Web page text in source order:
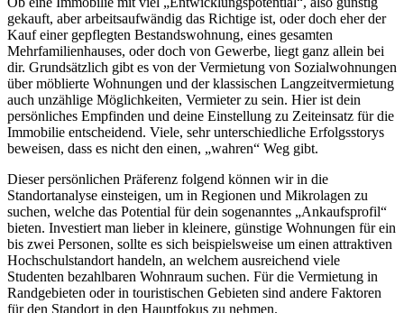
gekauft, aber arbeitsaufwändig das Richtige ist, oder doch eher der
Kauf einer gepflegten Bestandswohnung, eines gesamten
Mehrfamilienhauses, oder doch von Gewerbe, liegt ganz allein bei
dir. Grundsätzlich gibt es von der Vermietung von Sozialwohnungen
über möblierte Wohnungen und der klassischen Langzeitvermietung
auch unzählige Möglichkeiten, Vermieter zu sein. Hier ist dein
persönliches Empfinden und deine Einstellung zu Zeiteinsatz für die
Immobilie entscheidend. Viele, sehr unterschiedliche Erfolgsstorys
beweisen, dass es nicht den einen, „wahren“ Weg gibt.
Dieser persönlichen Präferenz folgend können wir in die
Standortanalyse einsteigen, um in Regionen und Mikrolagen zu
suchen, welche das Potential für dein sogenanntes „Ankaufsprofil“
bieten. Investiert man lieber in kleinere, günstige Wohnungen für ein
bis zwei Personen, sollte es sich beispielsweise um einen attraktiven
Hochschulstandort handeln, an welchem ausreichend viele
Studenten bezahlbaren Wohnraum suchen. Für die Vermietung in
Randgebieten oder in touristischen Gebieten sind andere Faktoren
für den Standort in den Hauptfokus zu nehmen.